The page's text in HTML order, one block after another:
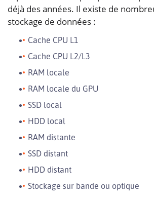
déjà des années. Il existe de
stockage de données :
Cache CPU L1
Cache CPU L2/L3
RAM locale
RAM locale du GPU
SSD local
HDD local
RAM distante
SSD distant
HDD distant
Stockage sur bande ou optique